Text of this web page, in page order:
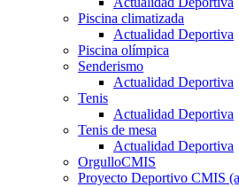
Piscina climatizada
Actualidad Deportiva
Piscina olímpica
Senderismo
Actualidad Deportiva
Tenis
Actualidad Deportiva
Tenis de mesa
Actualidad Deportiva
OrgulloCMIS
Proyecto Deportivo CMIS